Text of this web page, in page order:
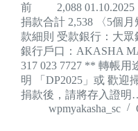
前 2,088 01.10.2025
捐款合計 2,538 〈5個
款細則 受款銀行：大眾
銀行戶口：AKASHA
317 023 7727 ** 轉帳用
明 「DP2025」或 歡迎
捐款後，請將存入證明
wpmyakasha_sc